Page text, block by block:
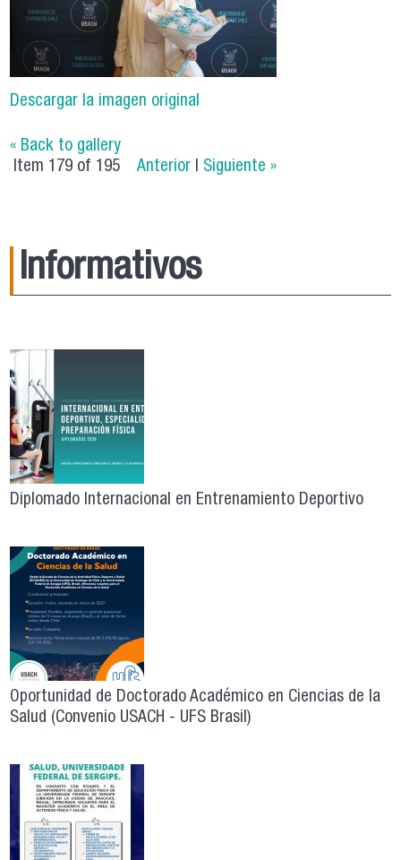
Descargar la imagen original
« Back to gallery
Item 179 of 195
Anterior Siguiente »
Informativos
Diplomado Internacional en Entrenamiento Deportivo
Oportunidad de Doctorado Académico en Ciencias de la
Salud (Convenio USACH - UFS Brasil)